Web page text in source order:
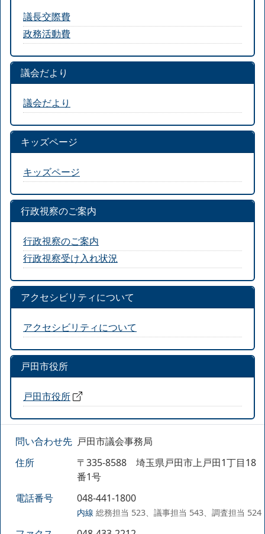
議長交際費
政務活動費
議会だより
議会だより
キッズページ
キッズページ
行政視察のご案内
行政視察のご案内
行政視察受け入れ状況
アクセシビリティについて
アクセシビリティについて
戸田市役所
戸田市役所
問い合わせ先 戸田市議会事務局
住所
〒335-8588 埼玉県戸田市上戸田1丁目18
番1号
電話番号
048-441-1800
内線 総務担当 523、議事担当 543、調査担当 524